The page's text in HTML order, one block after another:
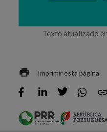
Texto atualizado
Imprimir esta página